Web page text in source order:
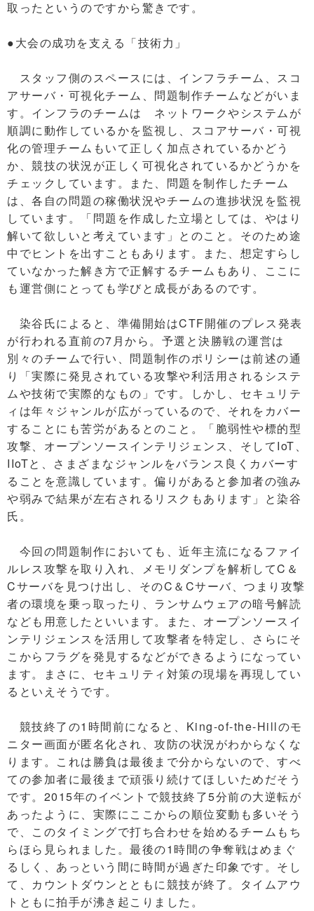
取ったというのですから驚きです。
●大会の成功を支える「技術力」
スタッフ側のスペースには、インフラチーム、スコ
アサーバ・可視化チーム、問題制作チームなどがいま
す。インフラのチームは ネットワークやシステムが
順調に動作しているかを監視し、スコアサーバ・可視
化の管理チームもいて正しく加点されているかどう
か、競技の状況が正しく可視化されているかどうかを
チェックしています。また、問題を制作したチーム
は、各自の問題の稼働状況やチームの進捗状況を監視
しています。「問題を作成した立場としては、やはり
解いて欲しいと考えています」とのこと。そのため途
中でヒントを出すこともあります。また、想定すらし
ていなかった解き方で正解するチームもあり、ここに
も運営側にとっても学びと成長があるのです。
染谷氏によると、準備開始はCTF開催のプレス発表
が行われる直前の7月から。予選と決勝戦の運営は
別々のチームで行い、問題制作のポリシーは前述の通
り「実際に発見されている攻撃や利活用されるシステ
ムや技術で実際的なもの」です。しかし、セキュリテ
ィは年々ジャンルが広がっているので、それをカバー
することにも苦労があるとのこと。「脆弱性や標的型
攻撃、オープンソースインテリジェンス、そしてIoT、
IIoTと、さまざまなジャンルをバランス良くカバーす
ることを意識しています。偏りがあると参加者の強み
や弱みで結果が左右されるリスクもあります」と染谷
氏。
今回の問題制作においても、近年主流になるファイ
ルレス攻撃を取り入れ、メモリダンプを解析してC＆
Cサーバを見つけ出し、そのC＆Cサーバ、つまり攻撃
者の環境を乗っ取ったり、ランサムウェアの暗号解読
なども用意したといいます。また、オープンソースイ
ンテリジェンスを活用して攻撃者を特定し、さらにそ
こからフラグを発見するなどができるようになってい
ます。まさに、セキュリティ対策の現場を再現してい
るといえそうです。
競技終了の1時間前になると、King-of-the-Hillのモ
ニター画面が匿名化され、攻防の状況がわからなくな
ります。これは勝負は最後まで分からないので、すべ
ての参加者に最後まで頑張り続けてほしいためだそう
です。2015年のイベントで競技終了5分前の大逆転が
あったように、実際にここからの順位変動も多いそう
で、このタイミングで打ち合わせを始めるチームもち
らほら見られました。最後の1時間の争奪戦はめまぐ
るしく、あっという間に時間が過ぎた印象です。そし
て、カウントダウンとともに競技が終了。タイムアウ
トともに拍手が沸き起こりました。